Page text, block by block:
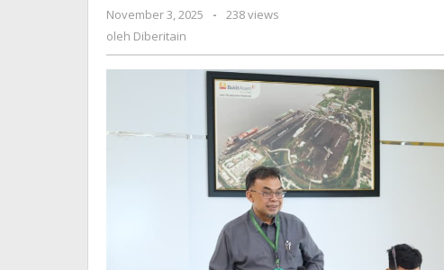
November 3, 2025
oleh
-
238 views
oleh Diberitain